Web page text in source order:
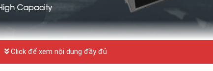
Click để xem nội dung đầy đủ